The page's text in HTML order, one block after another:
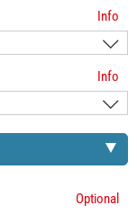
Info
Info
Optional